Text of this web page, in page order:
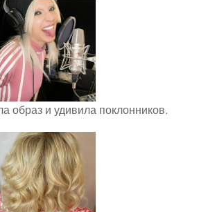
образ и удивила поклонников.